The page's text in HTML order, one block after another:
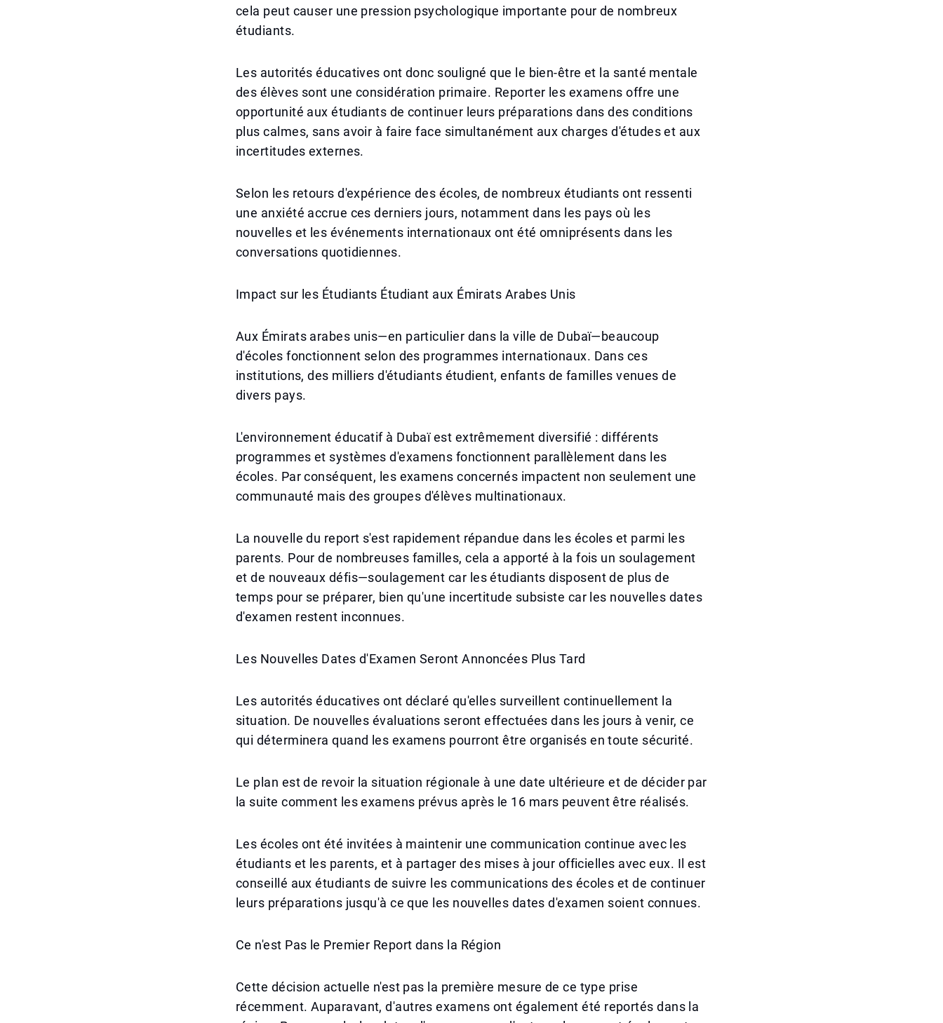
cela peut causer une pression psychologique importante pour de nombreux
étudiants.
Les autorités éducatives ont donc souligné que le bien-être et la santé mentale
des élèves sont une considération primaire. Reporter les examens offre une
opportunité aux étudiants de continuer leurs préparations dans des conditions
plus calmes, sans avoir à faire face simultanément aux charges d'études et aux
incertitudes externes.
Selon les retours d'expérience des écoles, de nombreux étudiants ont ressenti
une anxiété accrue ces derniers jours, notamment dans les pays où les
nouvelles et les événements internationaux ont été omniprésents dans les
conversations quotidiennes.
Impact sur les Étudiants Étudiant aux Émirats Arabes Unis
Aux Émirats arabes unis—en particulier dans la ville de Dubaï—beaucoup
d'écoles fonctionnent selon des programmes internationaux. Dans ces
institutions, des milliers d'étudiants étudient, enfants de familles venues de
divers pays.
L'environnement éducatif à Dubaï est extrêmement diversifié : différents
programmes et systèmes d'examens fonctionnent parallèlement dans les
écoles. Par conséquent, les examens concernés impactent non seulement une
communauté mais des groupes d'élèves multinationaux.
La nouvelle du report s'est rapidement répandue dans les écoles et parmi les
parents. Pour de nombreuses familles, cela a apporté à la fois un soulagement
et de nouveaux défis—soulagement car les étudiants disposent de plus de
temps pour se préparer, bien qu'une incertitude subsiste car les nouvelles dates
d'examen restent inconnues.
Les Nouvelles Dates d'Examen Seront Annoncées Plus Tard
Les autorités éducatives ont déclaré qu'elles surveillent continuellement la
situation. De nouvelles évaluations seront effectuées dans les jours à venir, ce
qui déterminera quand les examens pourront être organisés en toute sécurité.
Le plan est de revoir la situation régionale à une date ultérieure et de décider par
la suite comment les examens prévus après le 16 mars peuvent être réalisés.
Les écoles ont été invitées à maintenir une communication continue avec les
étudiants et les parents, et à partager des mises à jour officielles avec eux. Il est
conseillé aux étudiants de suivre les communications des écoles et de continuer
leurs préparations jusqu'à ce que les nouvelles dates d'examen soient connues.
Ce n'est Pas le Premier Report dans la Région
Cette décision actuelle n'est pas la première mesure de ce type prise
récemment. Auparavant, d'autres examens ont également été reportés dans la